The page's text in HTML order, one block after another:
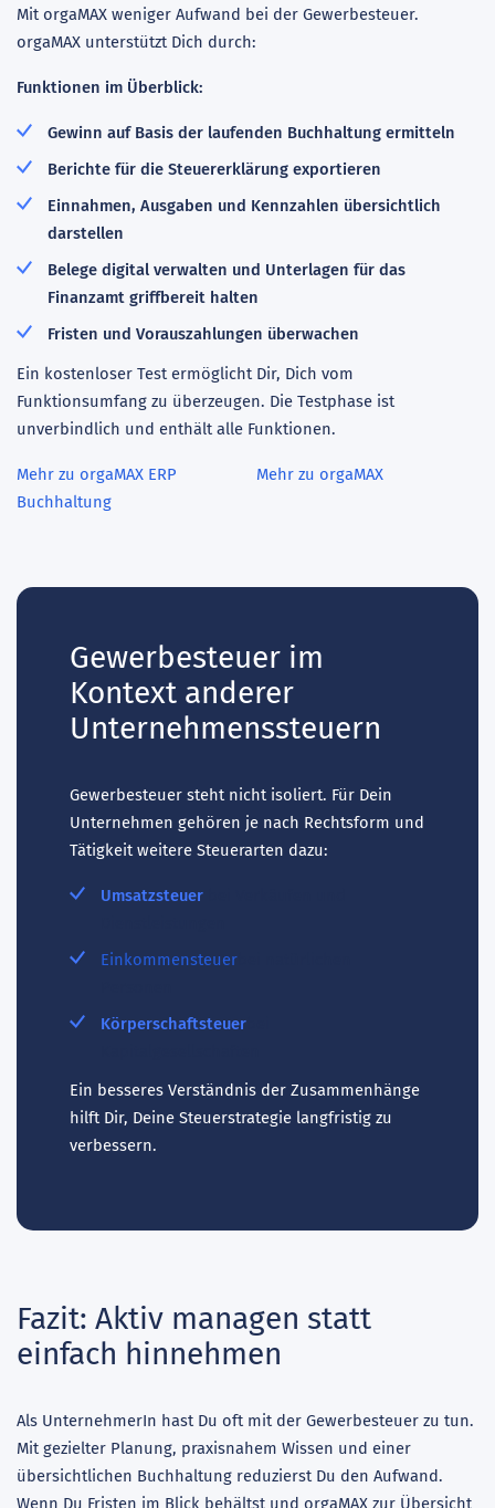
Mit orgaMAX weniger Aufwand bei der Gewerbesteuer.
orgaMAX unterstützt Dich durch:
Funktionen im Überblick:
Gewinn auf Basis der laufenden Buchhaltung ermitteln
Berichte für die Steuererklärung exportieren
Einnahmen, Ausgaben und Kennzahlen übersichtlich
darstellen
Belege digital verwalten und Unterlagen für das
Finanzamt griffbereit halten
Fristen und Vorauszahlungen überwachen
Ein kostenloser Test ermöglicht Dir, Dich vom
Funktionsumfang zu überzeugen. Die Testphase ist
unverbindlich und enthält alle Funktionen.
Mehr zu orgaMAX ERP
Mehr zu orgaMAX
Buchhaltung
Gewerbesteuer im
Kontext anderer
Unternehmenssteuern
Gewerbesteuer steht nicht isoliert. Für Dein
Unternehmen gehören je nach Rechtsform und
Tätigkeit weitere Steuerarten dazu:
Umsatzsteuer
Einkommensteuer
Körperschaftsteuer
Ein besseres Verständnis der Zusammenhänge
hilft Dir, Deine Steuerstrategie langfristig zu
verbessern.
Fazit: Aktiv managen statt
einfach hinnehmen
Als UnternehmerIn hast Du oft mit der Gewerbesteuer zu tun.
Mit gezielter Planung, praxisnahem Wissen und einer
übersichtlichen Buchhaltung reduzierst Du den Aufwand.
Wenn Du Fristen im Blick behältst und orgaMAX zur Übersicht